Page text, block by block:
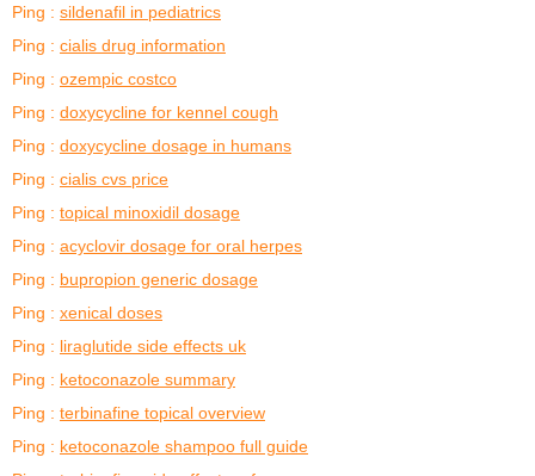
Ping : sildenafil in pediatrics
Ping : cialis drug information
Ping : ozempic costco
Ping : doxycycline for kennel cough
Ping : doxycycline dosage in humans
Ping : cialis cvs price
Ping : topical minoxidil dosage
Ping : acyclovir dosage for oral herpes
Ping : bupropion generic dosage
Ping : xenical doses
Ping : liraglutide side effects uk
Ping : ketoconazole summary
Ping : terbinafine topical overview
Ping : ketoconazole shampoo full guide